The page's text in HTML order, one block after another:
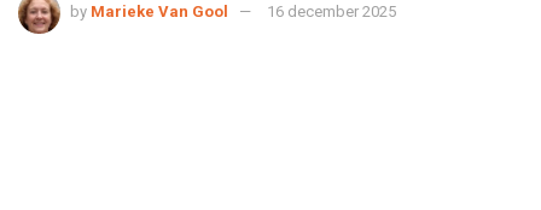
by Marieke Van Gool 16 december 2025